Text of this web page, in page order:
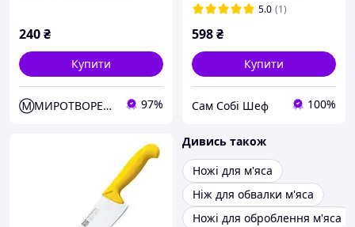
240₴
Купити
Ⓜ️МИРОТВОРЕЦЬ 97%
5.0 (1)
598₴
Купити
Сам Собі Шеф 100%
Дивись також
Ножі для м'яса
Ніж для обвалки м'яса
Ножі для оброблення м'яса